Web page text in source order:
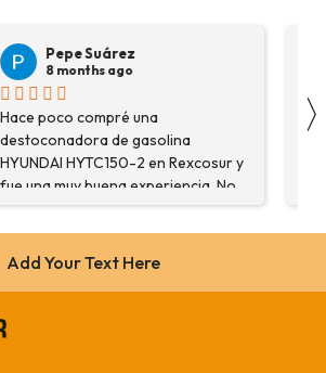
Veronica Hidalgo
8 months ago
Son profesionales , serios y buenos
precios ... Voy a repetir seguro ...
Gran variedad de depósitos ...
Confianza y buen servicio.
Add Your Text Here